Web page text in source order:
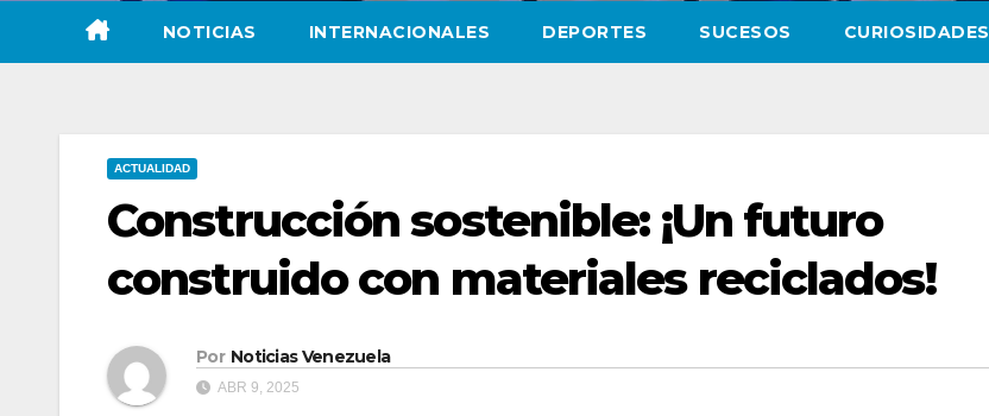
NOTICIAS INTERNACIONALES DEPORTES SUCESOS CURIOSIDADES
ACTUALIDAD
Construcción sostenible: ¡Un futuro
construido con materiales reciclados!
Por Noticias Venezuela
ABR 9, 2025